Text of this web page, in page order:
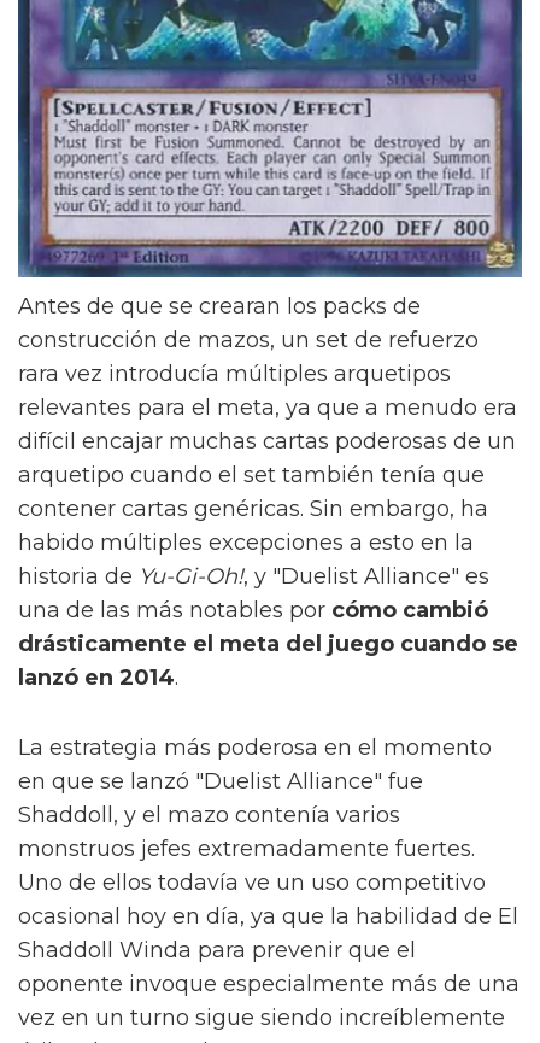
Antes de que se crearan los packs de
construcción de mazos, un set de refuerzo
rara vez introducía múltiples arquetipos
relevantes para el meta, ya que a menudo era
difícil encajar muchas cartas poderosas de un
arquetipo cuando el set también tenía que
contener cartas genéricas. Sin embargo, ha
habido múltiples excepciones a esto en la
historia de Yu-Gi-Oh!, y "Duelist Alliance" es
una de las más notables por cómo cambió
drásticamente el meta del juego cuando se
lanzó en 2014.
La estrategia más poderosa en el momento
en que se lanzó "Duelist Alliance" fue
Shaddoll, y el mazo contenía varios
monstruos jefes extremadamente fuertes.
Uno de ellos todavía ve un uso competitivo
ocasional hoy en día, ya que la habilidad de El
Shaddoll Winda para prevenir que el
oponente invoque especialmente más de una
vez en un turno sigue siendo increíblemente